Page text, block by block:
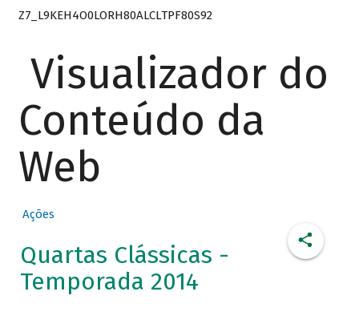
Z7_L9KEH4O0LORH80ALCLTPF80S92
Visualizador do
Conteúdo da
Web
Ações
Quartas Clássicas -
Temporada 2014